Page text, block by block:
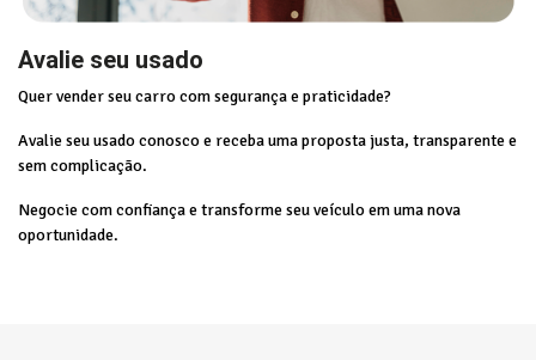
Avalie seu usado
Quer vender seu carro com segurança e praticidade?
Avalie seu usado conosco e receba uma proposta justa, transparente e
sem complicação.
Negocie com confiança e transforme seu veículo em uma nova
oportunidade.